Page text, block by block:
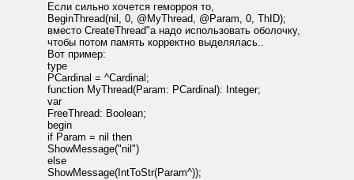
Если сильно хочется геморроя то,
BeginThread(nil, 0, @MyThread, @Param, 0, ThID);
вместо CreateThread"a надо использовать оболочку,
чтобы потом память корректно выделялась..
Вот пример:
type
PCardinal = ^Cardinal;
function MyThread(Param: PCardinal): Integer;
var
FreeThread: Boolean;
begin
if Param = nil then
ShowMessage("nil")
else
ShowMessage(IntToStr(Param^));